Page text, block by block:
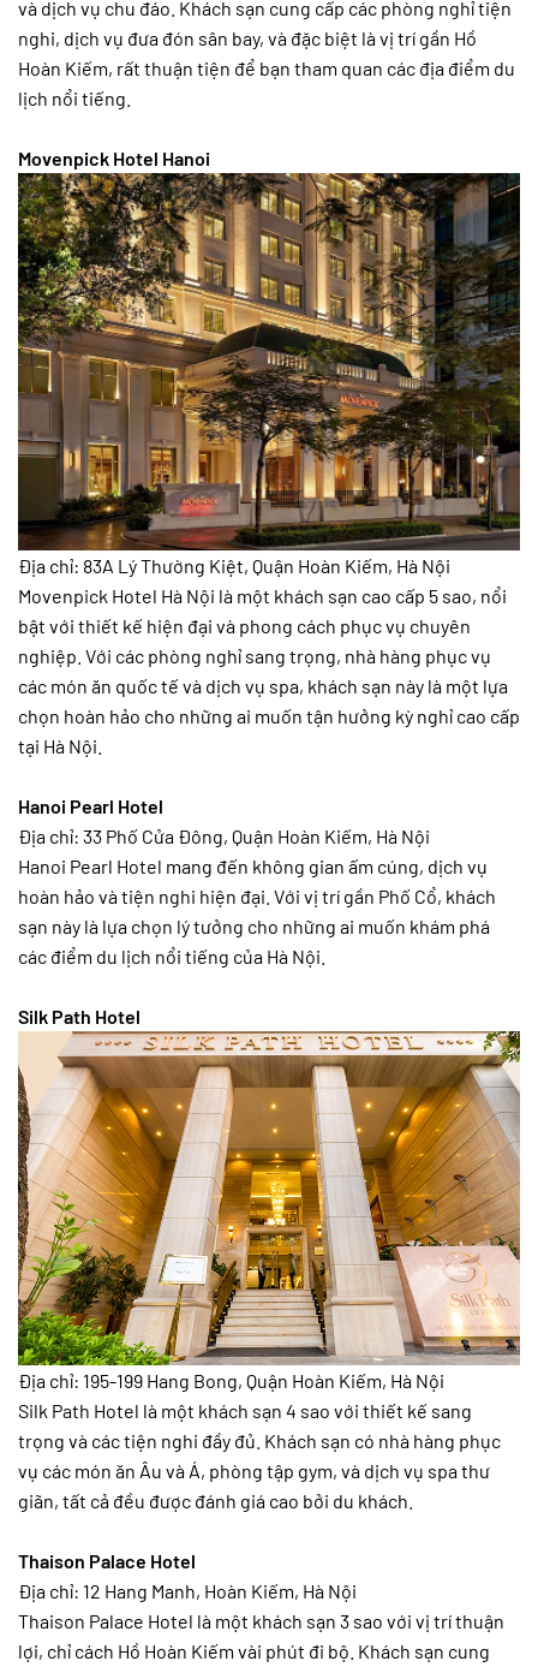
và dịch vụ chu đáo. Khách sạn cung cấp các phòng nghỉ tiện
nghi, dịch vụ đưa đón sân bay, và đặc biệt là vị trí gần Hồ
Hoàn Kiếm, rất thuận tiện để bạn tham quan các địa điểm du
lịch nổi tiếng.
Movenpick Hotel Hanoi
Địa chỉ: 83A Lý Thường Kiệt, Quận Hoàn Kiếm, Hà Nội
Movenpick Hotel Hà Nội là một khách sạn cao cấp 5 sao, nổi
bật với thiết kế hiện đại và phong cách phục vụ chuyên
nghiệp. Với các phòng nghỉ sang trọng, nhà hàng phục vụ
các món ăn quốc tế và dịch vụ spa, khách sạn này là một lựa
chọn hoàn hảo cho những ai muốn tận hưởng kỳ nghỉ cao cấp
tại Hà Nội.
Hanoi Pearl Hotel
Địa chỉ: 33 Phố Cửa Đông, Quận Hoàn Kiếm, Hà Nội
Hanoi Pearl Hotel mang đến không gian ấm cúng, dịch vụ
hoàn hảo và tiện nghi hiện đại. Với vị trí gần Phố Cổ, khách
sạn này là lựa chọn lý tưởng cho những ai muốn khám phá
các điểm du lịch nổi tiếng của Hà Nội.
Silk Path Hotel
Địa chỉ: 195-199 Hang Bong, Quận Hoàn Kiếm, Hà Nội
Silk Path Hotel là một khách sạn 4 sao với thiết kế sang
trọng và các tiện nghi đầy đủ. Khách sạn có nhà hàng phục
vụ các món ăn Âu và Á, phòng tập gym, và dịch vụ spa thư
giãn, tất cả đều được đánh giá cao bởi du khách.
Thaison Palace Hotel
Địa chỉ: 12 Hang Manh, Hoàn Kiếm, Hà Nội
Thaison Palace Hotel là một khách sạn 3 sao với vị trí thuận
lợi, chỉ cách Hồ Hoàn Kiếm vài phút đi bộ. Khách sạn cung